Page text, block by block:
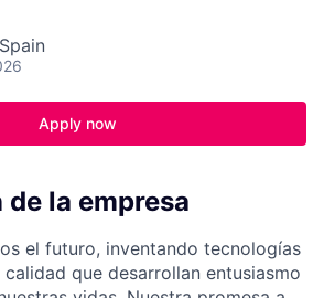
Apply now
la empresa
el futuro, inventando tecnologías
que desarrollan entusiasmo